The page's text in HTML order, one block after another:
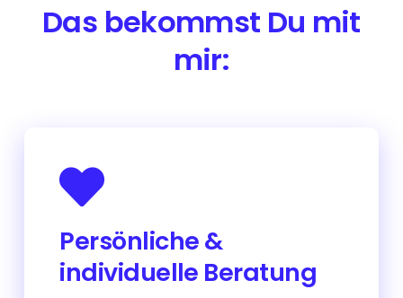
Das bekommst Du mit
mir:
Persönliche &
individuelle Beratung
Du bekommst keine Standardlösung.
was Dir wichtig ist – damit ich Deine
Wünsche genau umsetzen kann.